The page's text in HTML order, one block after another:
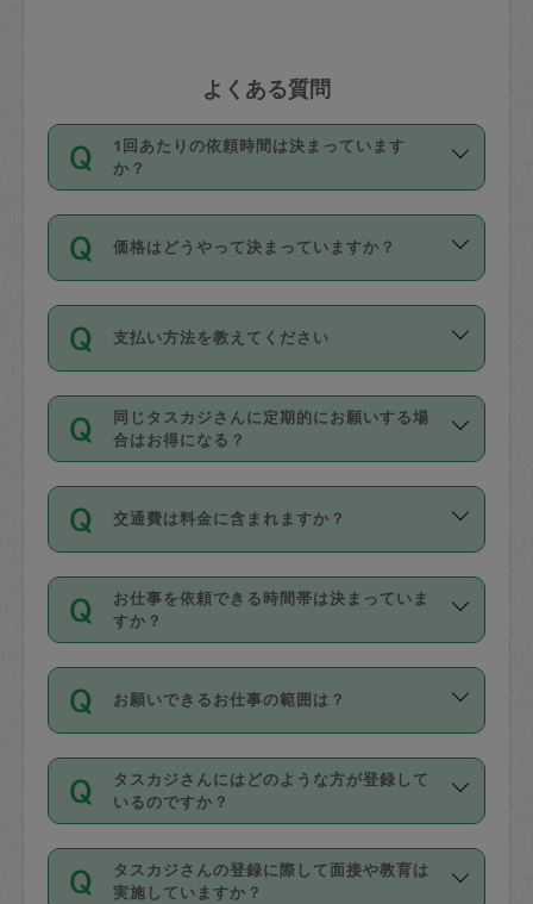
よくある質問
1回あたりの依頼時間は決まっています
か？
依頼1回につき3時間固定です。3時間を
超えて依頼したい場合は、延長機能をご
利用ください。機能をご利用いただくに
の上事前申請することが必要です。な
お、3時間を下回っても、値引き等はござ
いません。
価格はどうやって決まっていますか？
11種類の価格帯の中からタスカジさん自
身が価格を選んで設定しています。
タスカジさんの価格設定には最初は制限
があり、レビュー件数、レビューの平均
値、などで除々に設定可能な最高額が上
がっていく仕組みになっています。
支払い方法を教えてください
お支払方法はクレジットカード（Visa／
Master／JCB／AMERICAN EXPRESS／
Diners Club）のみとなります。
を行う際にご入力ください。プロフィー
ル登録時にはご入力いただかなくても大
丈夫です。
デビットカード・プリペイドカード（Vプ
リカ、au WALLETなど）は支払にはご利
銀行振込や現金払いも対応していませ
なお、タスカジさんの交通費も、依頼料
金のご請求と合わせてお支払いとなりま
動計算で表示されます。
同じタスカジさんに定期的にお願いする場
合はお得になる？
依頼には「スポット」と「定期（毎週｜
隔週）」があり、「定期」の依頼は「ス
ポット」よりお得な料金でご利用できま
す。
定期の最低利用回数は設けていない代わ
りに、一定数を超えたキャンセルは有償
（例：毎週定期の場合は３回以上のキャ
ンセルが有償（1200円、隔週定期の場合
は２回以上のキャンセルが有償（1200
交通費は料金に含まれますか？
交通費は依頼料金とは別途発生し、依頼
料金のご請求と合わせてお支払いとなり
ます。交通費の金額は「依頼の詳細」に
お仕事を依頼できる時間帯は決まっていま
すか？
時間帯は3種類あります。いずれも１回あ
たり３時間です。
・ＡＭ ９時～１２時
・ＰＭ １３時～１６時
・夜 １８時～２１時
開始時間を２時間前後変更することが可
お願いできるお仕事の範囲は？
掃除、整理収納、洗濯、買い物、料理、
作り置きです。タスカジさんによってで
きる仕事の範囲が異なりますので、依頼
する前にタスカジさんのプロフィールで
確認してください。
タスカジさんにはどのような方が登録して
いるのですか？
主婦として長年の家事経験をお持ちの
方、栄養士・調理師といった資格者で保
タスカジさんの登録に際して面接や教育は
実施していますか？